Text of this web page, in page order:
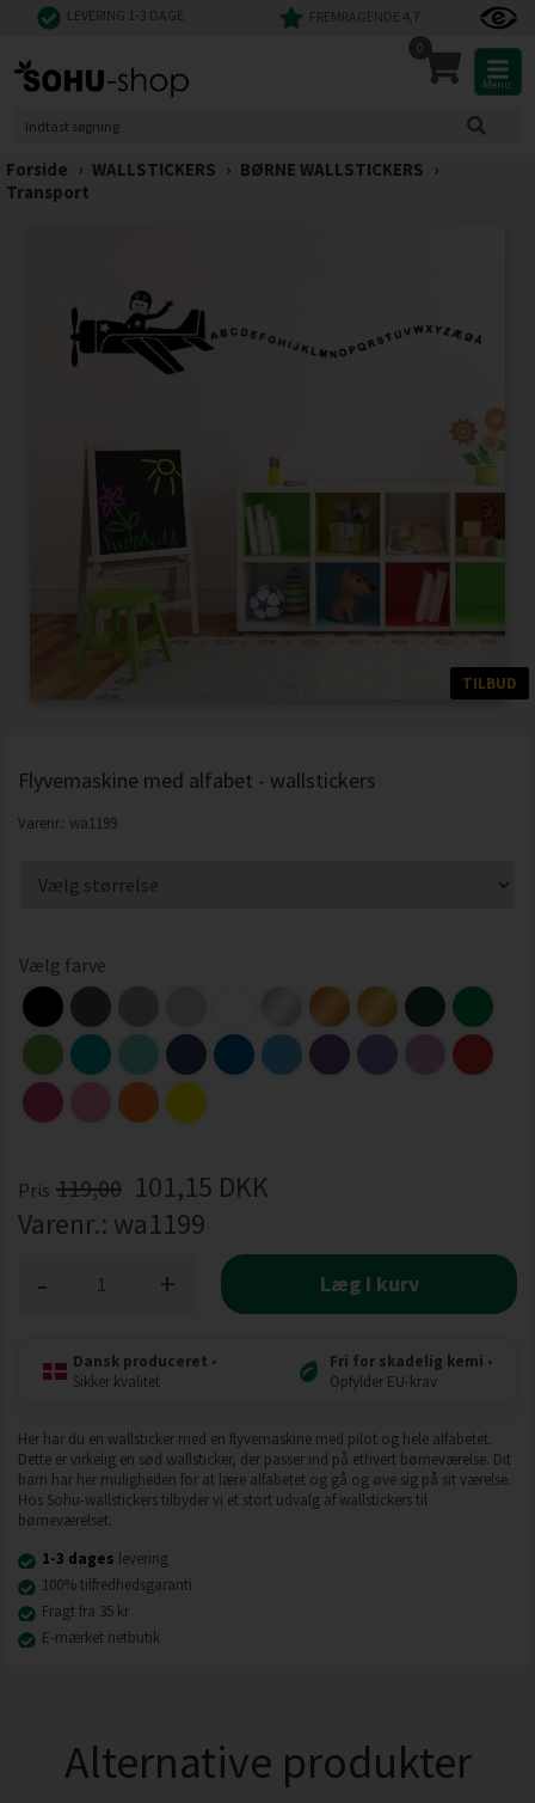
LEVERING 1-3 DAGE FREMRAGENDE 4,7
0
Menu
Forside › WALLSTICKERS › BØRNE WALLSTICKERS ›
Transport
TILBUD
Flyvemaskine med alfabet - wallstickers
Varenr.: wa1199
Vælg farve
Pris 119,00 101,15 DKK
Varenr.: wa1199
+
- Læg i kurv
Dansk produceret •
Sikker kvalitet
Fri for skadelig kemi •
Opfylder EU-krav
Her har du en wallsticker med en flyvemaskine med pilot og hele alfabetet.
Dette er virkelig en sød wallsticker, der passer ind på ethvert børneværelse. Dit
barn har her muligheden for at lære alfabetet og gå og øve sig på sit værelse.
Hos Sohu-wallstickers tilbyder vi et stort udvalg af wallstickers til
børneværelset.
1-3 dages levering
100% tilfredhedsgaranti
Fragt fra 35 kr
E-mærket netbutik
Alternative produkter